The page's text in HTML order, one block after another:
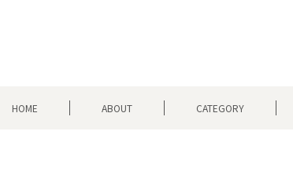
HOME ABOUT CATEGORY